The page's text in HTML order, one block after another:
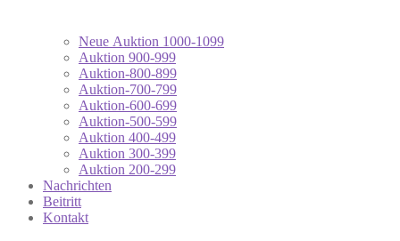
Neue Auktion 1000-1099
Auktion 900-999
Auktion-800-899
Auktion-700-799
Auktion-600-699
Auktion-500-599
Auktion 400-499
Auktion 300-399
Auktion 200-299
Nachrichten
Beitritt
Kontakt